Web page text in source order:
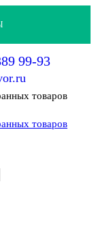
99-93
товаров
товаров